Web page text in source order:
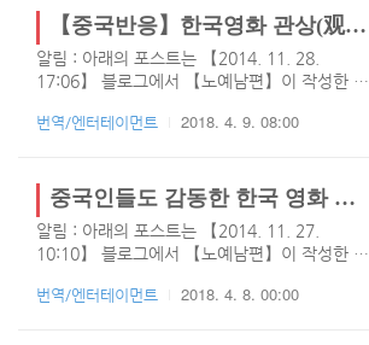
그냥 저렴한 중국 제품쓰자! 라고 구입했는데 제
길 괜찮아.. ( ㅠㅠ) 정말 중국 저가 제품의 공세
가 ..
통해 많은 것을 얻어냈습니다. 물론 이제는 얻어
낸 만큼 뱉어야 할 약속은 지켜야겠지요. 아베 총
리는 이번 시진핑과의 정상회담 댓가를 너무나
혹독하게 치뤘으며, 치욕과 굴욕을 한번에 느끼
고 오게 되었는데요. 문제는 어제 발표한 일본의
며, 현제 아베노믹스에 대한 엄청난 비판이 일어
나고 있습니다. (물론 관련 번역은 이미 완료되..
【중국반응】한국영화 관상(观相 (2013) Gwansang)에 대한 중국 네티즌들의 댓글 반응
알림 : 아래의 포스트는 【2014. 11. 28.
17:06】 블로그에서 【노예남편】이 작성한 글
2013년 9월에 개봉한 한국영화로 한재림 감독과
전에 영화 관상을 무척 몰입해서 본 영화이기도
하네요. 처음 시작부터 약간의 개그적인 장면들
이 있어서 솔직히 마지막이 그렇게 암울할 줄은
몰랐네요. 그래도 마지막에 "한명회"가 부관참시
되었다는 내용까지 들어가 있어서 위로가 되었습
번역/엔터테이먼트 2018. 4. 9. 08:00
중국인들도 감동한 한국 영화 집으로 가는 길 중국반응
알림 : 아래의 포스트는 【2014. 11. 27.
10:10】 블로그에서 【노예남편】이 작성한 글
트하는 영화는 【집으로 가는 길】은 오래전에
번역/엔터테이먼트 2018. 4. 8. 00:00